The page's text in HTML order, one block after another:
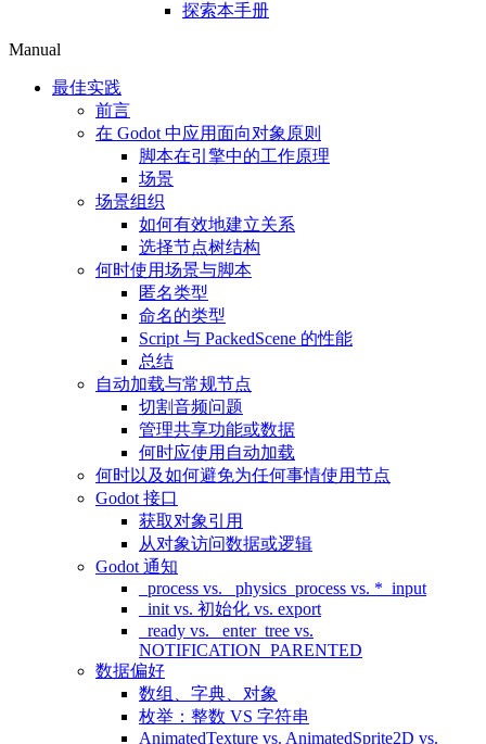
探索本手册
Manual
最佳实践
前言
在 Godot 中应用面向对象原则
脚本在引擎中的工作原理
场景
场景组织
如何有效地建立关系
选择节点树结构
何时使用场景与脚本
匿名类型
命名的类型
Script 与 PackedScene 的性能
总结
自动加载与常规节点
切割音频问题
管理共享功能或数据
何时应使用自动加载
何时以及如何避免为任何事情使用节点
Godot 接口
获取对象引用
从对象访问数据或逻辑
Godot 通知
_process vs. _physics_process vs. *_input
_init vs. 初始化 vs. export
_ready vs. _enter_tree vs.
NOTIFICATION_PARENTED
数据偏好
数组、字典、对象
枚举：整数 VS 字符串
AnimatedTexture vs. AnimatedSprite2D vs.